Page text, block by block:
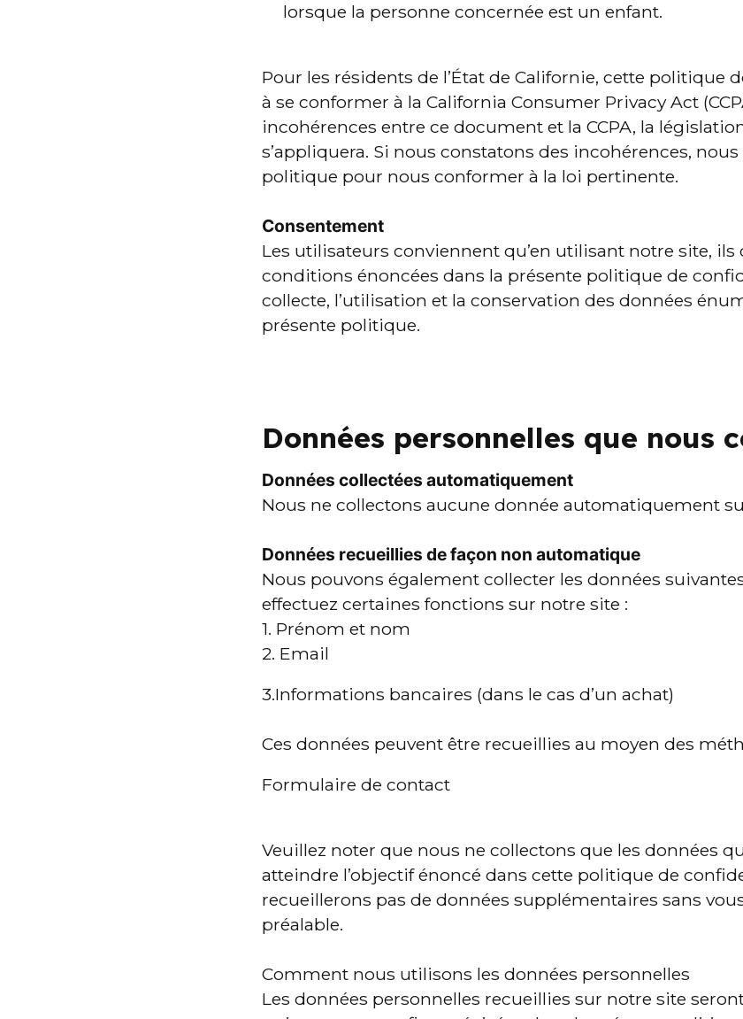
lorsque la personne concernée est un enfant.
Pour les résidents de l’État de Californie, cette politique
à se conformer à la California Consumer Privacy Act
incohérences entre ce document et la CCPA, la
s’appliquera. Si nous constatons des incohérences,
politique pour nous conformer à la loi pertinente.
Consentement
Les utilisateurs conviennent qu’en utilisant notre site, ils
conditions énoncées dans la présente politique de
collecte, l’utilisation et la conservation des données
présente politique.
Données personnelles que nous
Données collectées automatiquement
Nous ne collectons aucune donnée automatiquement
Données recueillies de façon non automatique
Nous pouvons également collecter les données
effectuez certaines fonctions sur notre site :
1. Prénom et nom
2. Email
3.Informations bancaires (dans le cas d’un achat)
Ces données peuvent être recueillies au moyen des
Formulaire de contact
Veuillez noter que nous ne collectons que les données
atteindre l’objectif énoncé dans cette politique de
recueillerons pas de données supplémentaires sans
préalable.
Comment nous utilisons les données personnelles
Les données personnelles recueillies sur notre site